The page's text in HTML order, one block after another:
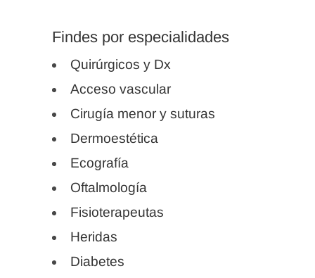
Findes por especialidades
Quirúrgicos y Dx
Acceso vascular
Cirugía menor y suturas
Dermoestética
Ecografía
Oftalmología
Fisioterapeutas
Heridas
Diabetes